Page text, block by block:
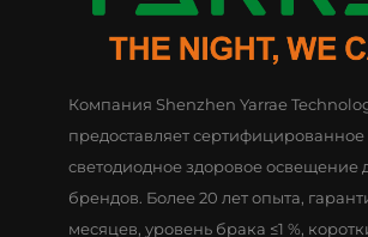
Компания Shenzhen Yarrae
предоставляет сертифицированное
светодиодное здоровое освещение
брендов. Более 20 лет опыта,
месяцев, уровень брака ≤1 %,